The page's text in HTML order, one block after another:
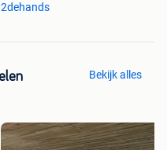
Bekijk alles